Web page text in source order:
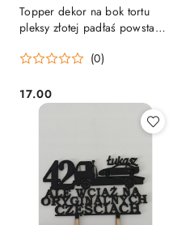
Topper dekor na bok tortu
pleksy złotej padłaś powstan
(0)
Cena:
17.00